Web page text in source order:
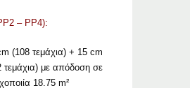
– PP4):
(108 τεμάχια) + 15 cm
τεμάχια) με απόδοση σε
18.75 m²